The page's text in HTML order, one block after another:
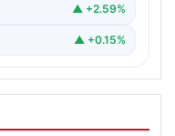
▲ +2.59%
▲ +0.15%